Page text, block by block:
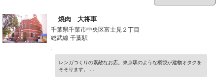
焼肉 大将軍
千葉県千葉市中央区富士見２丁目
総武線 千葉駅
-
レンガつくりの素敵なお店。東京駅のような概観が建物オタクを
そそります。 ...